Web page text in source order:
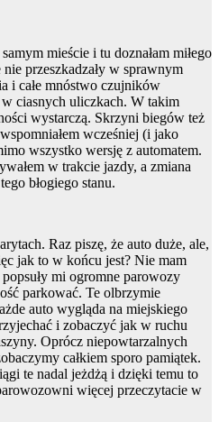
mieście i tu doznałam miłego
przeszkadzały w sprawnym
i całe mnóstwo czujników
w ciasnych uliczkach. W takim
wystarczą. Skrzyni biegów też
wcześniej (i jako
wszystko wersję z automatem.
w trakcie jazdy, a zmiana
błogiego stanu.
Raz piszę, że auto duże, ale,
jak to w końcu jest? Nie mam
mi ogromne parowozy
parkować. Te olbrzymie
auto wygląda na miejskiego
i zobaczyć jak w ruchu
Oprócz niepowtarzalnych
całkiem sporo pamiątek.
te nadal jeżdżą i dzięki temu to
więcej przeczytacie w